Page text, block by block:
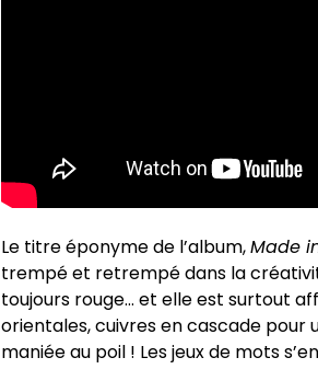
Le titre éponyme de l’album,Made
trempé et retrempé dans la
toujours rouge… et elle est surtout
orientales, cuivres en cascade pour
maniée au poil ! Les jeux de mots